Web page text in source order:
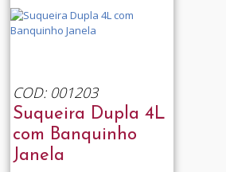
COD: 001203
Suqueira Dupla 4L
com Banquinho
Janela